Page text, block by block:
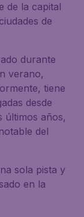
de la capital
de
durante
verano,
tiene
desde
últimos años,
del
sola pista y
en la